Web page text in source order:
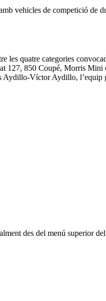
vehicles de competició de
quatre categories
850 Coupé, Morris Mini
Aydillo-Víctor Aydillo, l’equip
des del menú superior